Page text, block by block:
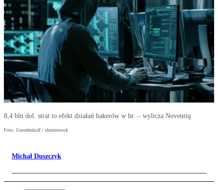
8,4 bln dol. strat to efekt działań hakerów w br. – wylicza Noventiq
Foto: Gorodenkoff / shutterstock
Michał Duszczyk